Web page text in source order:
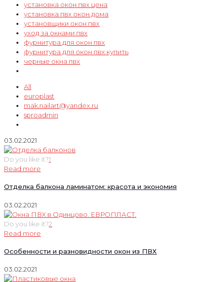
установка окон пвх цена
установка пвх окон дома
установщики окон пвх
уход за окнами пвх
фурнитура для окон пвх
фурнитура для окон пвх купить
черные окна пвх
All
europlast
mak.nailart@yandex.ru
sproadmin
03.02.2021
Do you like it?1
Read more
Отделка балкона ламинатом: красота и экономия
03.02.2021
Do you like it?2
Read more
Особенности и разновидности окон из ПВХ
03.02.2021